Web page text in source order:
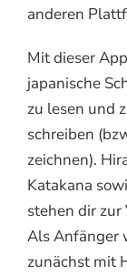
anderen
Mit dieser
japanische
zu lesen und
schreiben
zeichnen).
Katakana
stehen dir
Als Anfänger
zunächst mit